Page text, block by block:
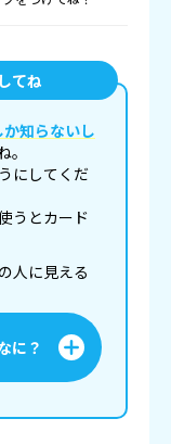
てね
か知らないし
。
にしてくだ
うとカード
人に見える
に？